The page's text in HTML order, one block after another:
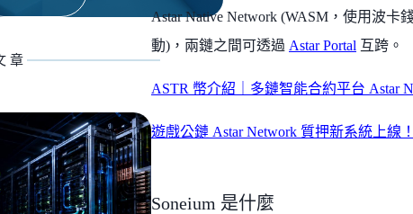
章
Astar Native Network (WASM，使用波
動)，兩鏈之間可透過 Astar Portal 互跨。
ASTR 幣介紹｜多鏈智能合約平台 Astar
遊戲公鏈 Astar Network 質押新系統上線
Soneium 是什麼